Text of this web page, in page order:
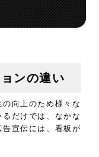
ンの違い
向上のため様々な
だけでは、なかな
宣伝には、看板が